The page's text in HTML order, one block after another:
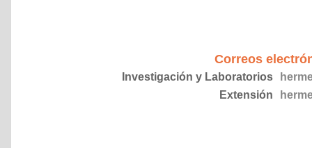
Correos
Investigación y Laboratorios
Extensión